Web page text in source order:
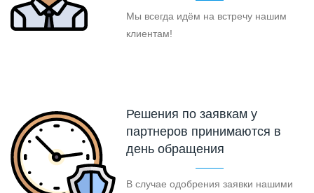
Мы всегда идём на встречу нашим
клиентам!
Решения по заявкам у
партнеров принимаются в
день обращения
В случае одобрения заявки нашими